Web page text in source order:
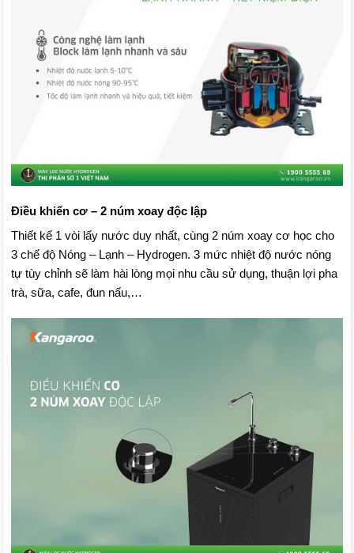
Điều khiển cơ – 2 núm xoay độc lập
Thiết kế 1 vòi lấy nước duy nhất, cùng 2 núm xoay cơ học cho
3 chế độ Nóng – Lạnh – Hydrogen. 3 mức nhiệt độ nước nóng
tự tùy chỉnh sẽ làm hài lòng mọi nhu cầu sử dụng, thuận lợi pha
trà, sữa, cafe, đun nấu,…